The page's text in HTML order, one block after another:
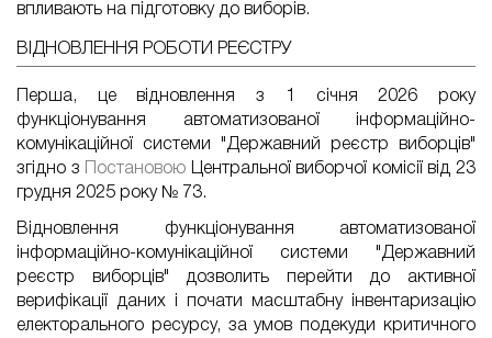
впливають на підготовку до виборів.
ВІДНОВЛЕННЯ РОБОТИ РЕЄСТРУ
Перша, це відновлення з 1 січня 2026 року
функціонування автоматизованої інформаційно-
комунікаційної системи "Державний реєстр виборців"
згідно з Постановою Центральної виборчої комісії від 23
грудня 2025 року № 73.
Відновлення функціонування автоматизованої
інформаційно-комунікаційної системи "Державний
реєстр виборців" дозволить перейти до активної
верифікації даних
і почати масштабну інвентаризацію
електорального ресурсу, за умов подекуди критичного